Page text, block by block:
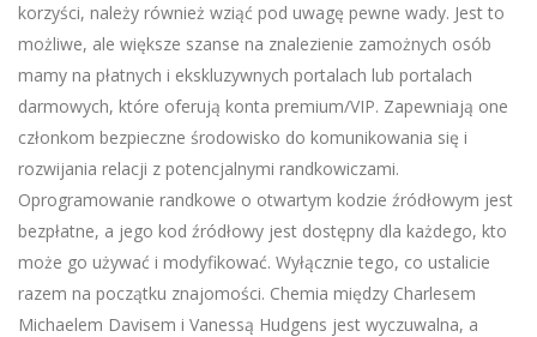
korzyści, należy również wziąć pod uwagę pewne wady. Jest to
możliwe, ale większe szanse na znalezienie zamożnych osób
mamy na płatnych i ekskluzywnych portalach lub portalach
darmowych, które oferują konta premium/VIP. Zapewniają one
członkom bezpieczne środowisko do komunikowania się i
rozwijania relacji z potencjalnymi randkowiczami.
Oprogramowanie randkowe o otwartym kodzie źródłowym jest
bezpłatne, a jego kod źródłowy jest dostępny dla każdego, kto
może go używać i modyfikować. Wyłącznie tego, co ustalicie
razem na początku znajomości. Chemia między Charlesem
Michaelem Davisem i Vanessą Hudgens jest wyczuwalna, a